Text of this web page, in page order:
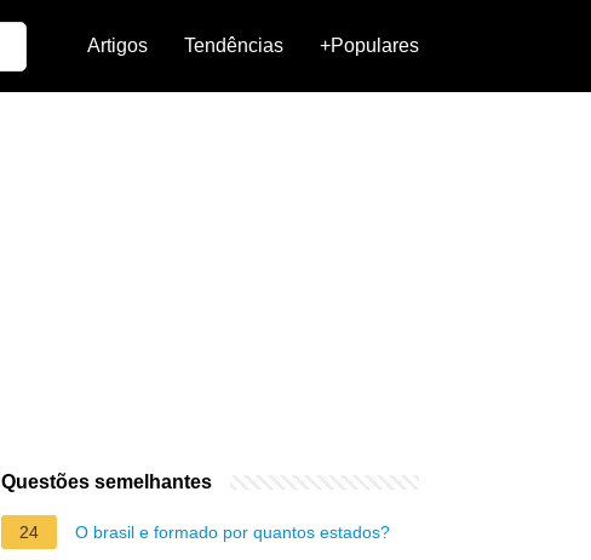
Artigos Tendências +Populares
Questões semelhantes
24 O brasil e formado por quantos estados?